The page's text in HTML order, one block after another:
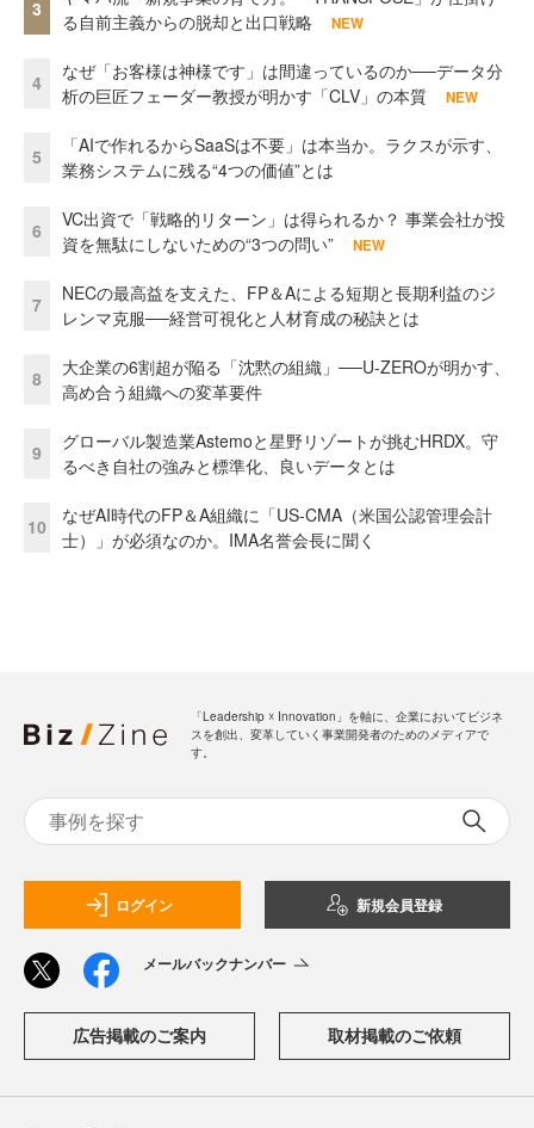
3
る自前主義からの脱却と出口戦略
NEW
4
なぜ「お客様は神様です」は間違っているのか──データ分
析の巨匠フェーダー教授が明かす「CLV」の本質
NEW
5
「AIで作れるからSaaSは不要」は本当か。ラクスが示す、
業務システムに残る“4つの価値”とは
6
VC出資で「戦略的リターン」は得られるか？ 事業会社が投
資を無駄にしないための“3つの問い”
NEW
7
NECの最高益を支えた、FP＆Aによる短期と長期利益のジ
レンマ克服──経営可視化と人材育成の秘訣とは
8
大企業の6割超が陥る「沈黙の組織」──U-ZEROが明かす、
高め合う組織への変革要件
9
グローバル製造業Astemoと星野リゾートが挑むHRDX。守
るべき自社の強みと標準化、良いデータとは
10
なぜAI時代のFP＆A組織に「US-CMA（米国公認管理会計
士）」が必須なのか。IMA名誉会長に聞く
「Leadership ☓ Innovation」を軸に、企業においてビジネ
スを創出、変革していく事業開発者のためのメディアで
す。
ログイン 新規会員登録
メールバックナンバー
広告掲載のご案内 取材掲載のご依頼